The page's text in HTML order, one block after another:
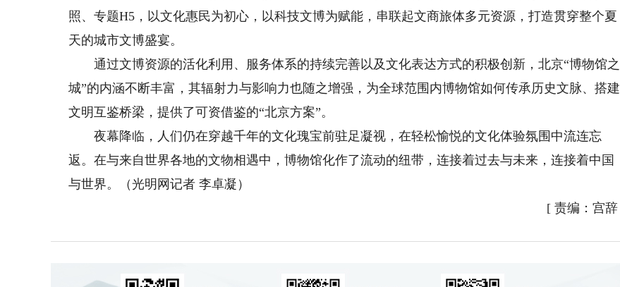
照、专题H5，以文化惠民为初心，以科技文博为赋能，串联起文商旅体多元资源，打造贯穿整个夏
天的城市文博盛宴。
通过文博资源的活化利用、服务体系的持续完善以及文化表达方式的积极创新，北京“博物馆之
城”的内涵不断丰富，其辐射力与影响力也随之增强，为全球范围内博物馆如何传承历史文脉、搭建
文明互鉴桥梁，提供了可资借鉴的“北京方案”。
夜幕降临，人们仍在穿越千年的文化瑰宝前驻足凝视，在轻松愉悦的文化体验氛围中流连忘
返。在与来自世界各地的文物相遇中，博物馆化作了流动的纽带，连接着过去与未来，连接着中国
与世界。（光明网记者 李卓凝）
[ 责编：宫辞